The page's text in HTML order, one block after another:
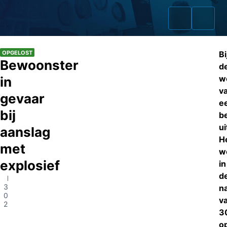
Fraudeurs
Opsporingslijst
OPGELOST
Bewoonster
in
gevaar
bij
aanslag
met
explosief
Helmond
30-
04-
2024
in